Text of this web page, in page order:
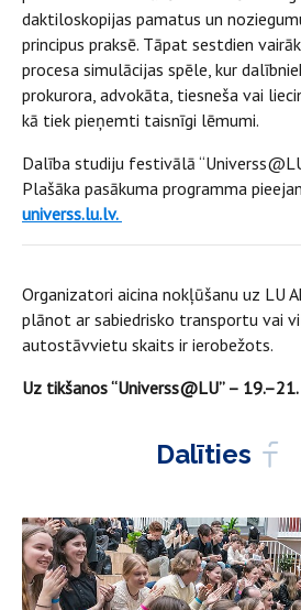
daktiloskopijas pamatus un
principus praksē. Tāpat sestdien
procesa simulācijas spēle, kur
prokurora, advokāta, tiesneša vai
kā tiek pieņemti taisnīgi lēmumi.
Dalība studiju festivālā
Plašāka pasākuma programma
universs.lu.lv.
Organizatori aicina nokļūšanu uz LU
plānot ar sabiedrisko transportu vai
autostāvvietu skaits ir ierobežots.
Uz tikšanos “Universs@LU” –
Dalīties